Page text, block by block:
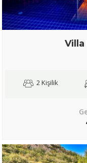
Villa
2 Kişilik